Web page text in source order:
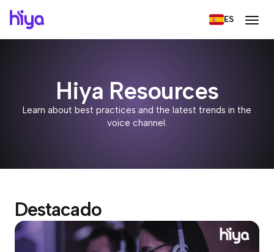
ES
Hiya Resources
Learn about best practices and the latest trends in the
voice channel.
Destacado